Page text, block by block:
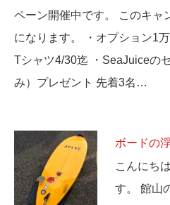
ペーン開催中です。 このキャ
になります。 ・オプション1
Tシャツ4/30迄 ・SeaJuiceの
み）プレゼント 先着3名…
ボードの
こんにち
す。 館山